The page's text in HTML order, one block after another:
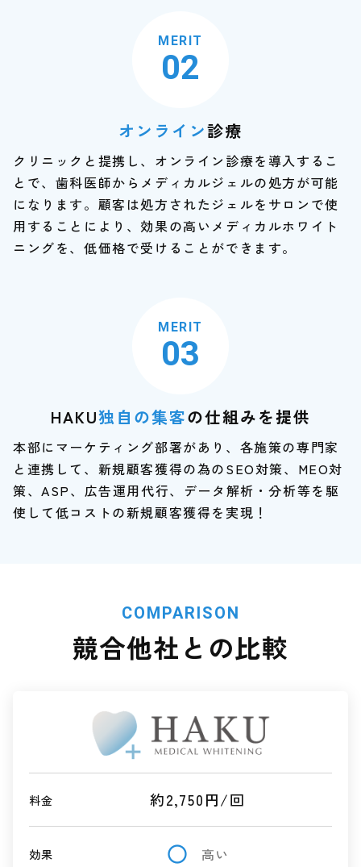
MERIT
02
オンライン診療
クリニックと提携し、オンライン診療を導入するこ
とで、歯科医師からメディカルジェルの処方が可能
になります。顧客は処方されたジェルをサロンで使
用することにより、効果の高いメディカルホワイト
ニングを、低価格で受けることができます。
MERIT
03
HAKU独自の集客の仕組みを提供
本部にマーケティング部署があり、各施策の専門家
と連携して、新規顧客獲得の為のSEO対策、MEO対
策、ASP、広告運用代行、データ解析・分析等を駆
使して低コストの新規顧客獲得を実現！
COMPARISON
競合他社との比較
料金 約2,750円/回
効果 radio_button_unchecked 高い